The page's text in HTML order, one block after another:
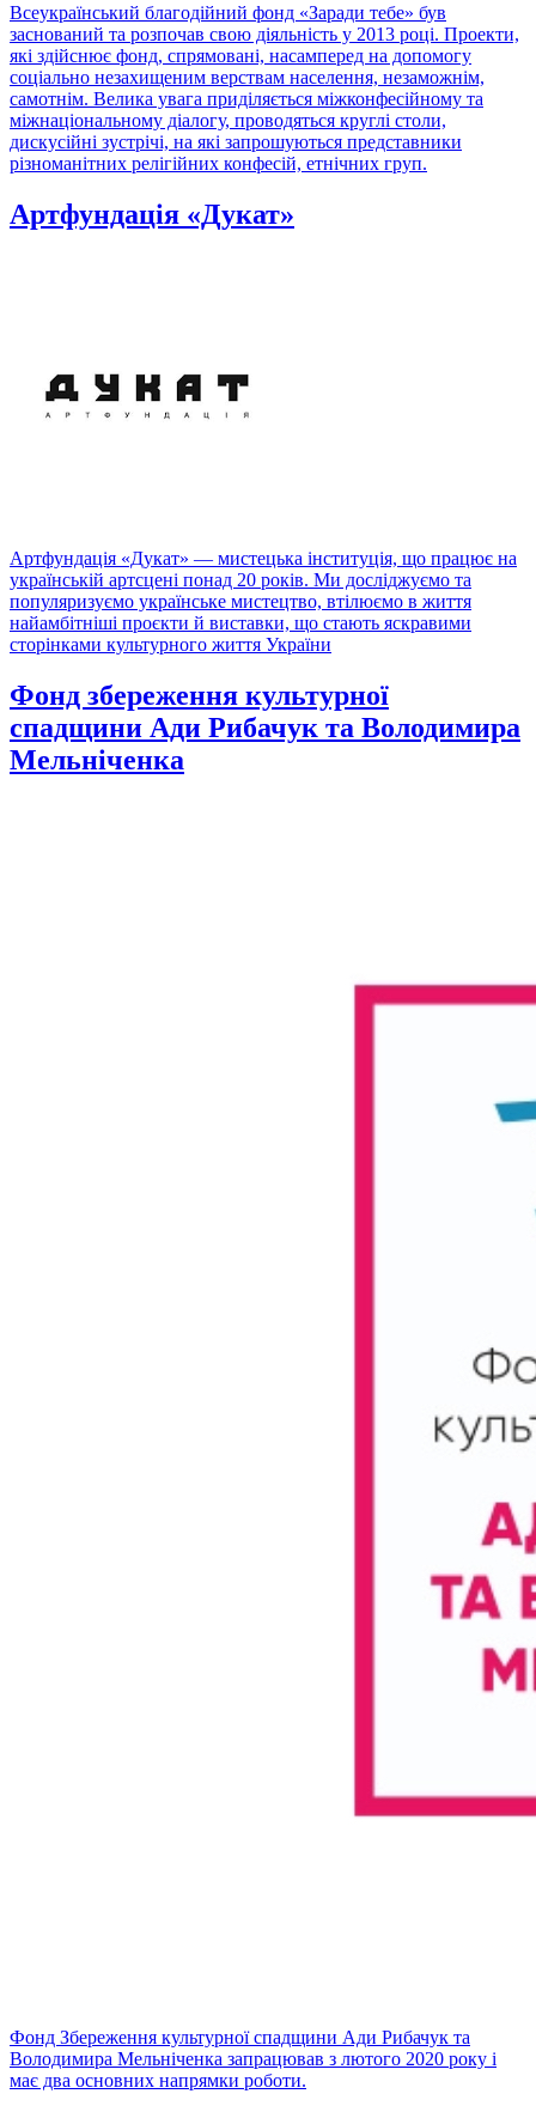
Всеукраїнський благодійний фонд «Заради тебе» був
заснований та розпочав свою діяльність у 2013 році. Проекти,
які здійснює фонд, спрямовані, насамперед на допомогу
соціально незахищеним верствам населення, незаможнім,
самотнім. Велика увага приділяється міжконфесійному та
міжнаціональному діалогу, проводяться круглі столи,
дискусійні зустрічі, на які запрошуються представники
різноманітних релігійних конфесій, етнічних груп.
Артфундація «Дукат»
Артфундація «Дукат» — мистецька інституція, що працює на
українській артсцені понад 20 років. Ми досліджуємо та
популяризуємо українське мистецтво, втілюємо в життя
найамбітніші проєкти й виставки, що стають яскравими
сторінками культурного життя України
Фонд збереження культурної
спадщини Ади Рибачук та Володимира
Мельніченка
Фонд Збереження культурної спадщини Ади Рибачук та
Володимира Мельніченка запрацював з лютого 2020 року і
має два основних напрямки роботи.